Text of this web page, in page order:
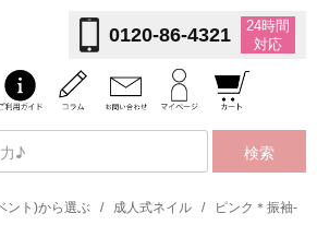
0120-86-4321
24時間
対応
検索
ント)から選ぶ / 成人式ネイル /
ピンク＊振袖-